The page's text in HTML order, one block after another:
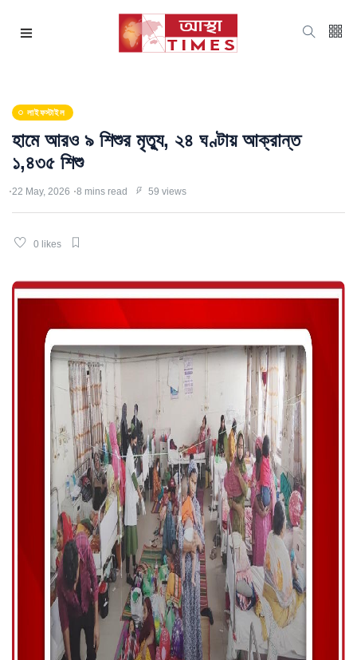
লাইফস্টাইল
হামে আরও ৯ শিশুর মৃত্যু, ২৪ ঘণ্টায় আক্রান্ত
১,৪৩৫ শিশু
22 May, 2026 8 mins read 59 views
0 likes